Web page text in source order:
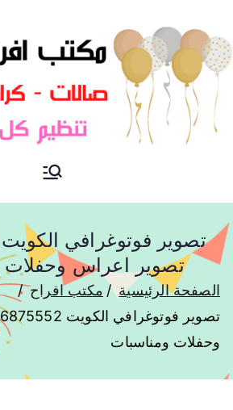
مكتب
تصوير اعراس وحفلات
الصفحة الرئيسية
مكتب افراح
وحفلات ومناسبات